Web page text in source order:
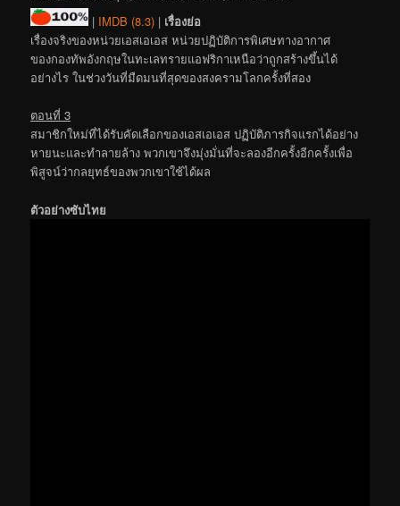
| IMDB (8.3) | เรื่องย่อ
เรื่องจริงของหน่วยเอสเอเอส หน่วยปฏิบัติการพิเศษทางอากาศ
ของกองทัพอังกฤษในทะเลทรายแอฟริกาเหนือว่าถูกสร้างขึ้นได้
อย่างไร ในช่วงวันที่มืดมนที่สุดของสงครามโลกครั้งที่สอง
ตอนที่ 3
สมาชิกใหม่ที่ได้รับคัดเลือกของเอสเอเอส ปฏิบัติภารกิจแรกได้อย่าง
หายนะและทำลายล้าง พวกเขาจึงมุ่งมั่นที่จะลองอีกครั้งอีกครั้งเพื่อ
พิสูจน์ว่ากลยุทธ์ของพวกเขาใช้ได้ผล
ตัวอย่างซับไทย